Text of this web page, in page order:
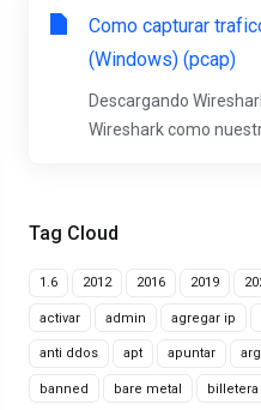
Tag Cloud
1.6 2012 2016 2019
activar admin agregar ip
anti ddos apt apuntar
banned bare metal billetera
Como capturar
(Windows) (pcap)
Descargando
Wireshark como